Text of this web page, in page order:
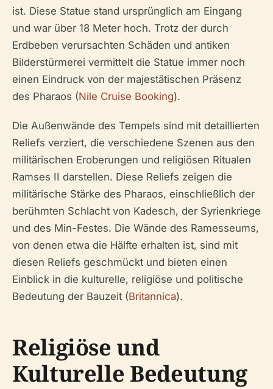
ist. Diese Statue stand ursprünglich am Eingang
und war über 18 Meter hoch. Trotz der durch
Erdbeben verursachten Schäden und antiken
Bilderstürmerei vermittelt die Statue immer noch
einen Eindruck von der majestätischen Präsenz
des Pharaos (Nile Cruise Booking).
Die Außenwände des Tempels sind mit detaillierten
Reliefs verziert, die verschiedene Szenen aus den
militärischen Eroberungen und religiösen Ritualen
Ramses II darstellen. Diese Reliefs zeigen die
militärische Stärke des Pharaos, einschließlich der
berühmten Schlacht von Kadesch, der Syrienkriege
und des Min-Festes. Die Wände des Ramesseums,
von denen etwa die Hälfte erhalten ist, sind mit
diesen Reliefs geschmückt und bieten einen
Einblick in die kulturelle, religiöse und politische
Bedeutung der Bauzeit (Britannica).
Religiöse und
Kulturelle Bedeutung